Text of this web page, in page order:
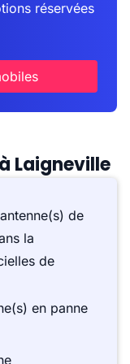
réservées
Laigneville
antenne(s) de
la
de
en panne